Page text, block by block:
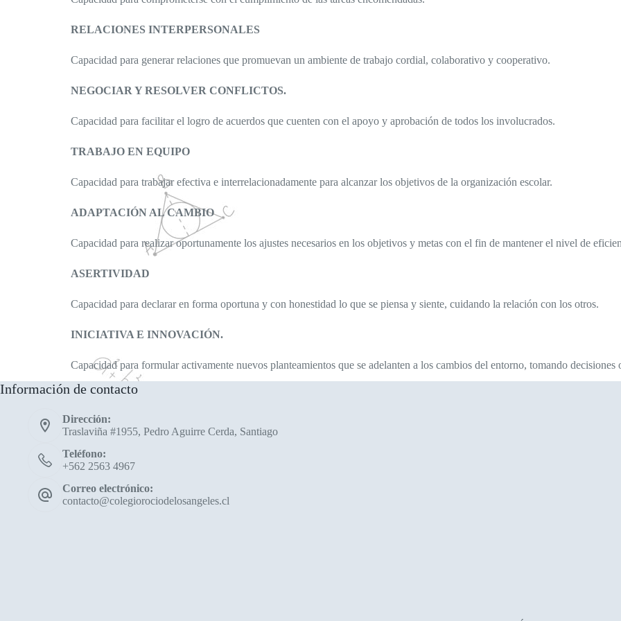
RELACIONES INTERPERSONALES
Capacidad para generar relaciones que promuevan un ambiente de trabajo cordial, colaborativo y cooperativo.
NEGOCIAR Y RESOLVER CONFLICTOS.
Capacidad para facilitar el logro de acuerdos que cuenten con el apoyo y aprobación de todos los involucrados.
TRABAJO EN EQUIPO
Capacidad para trabajar efectiva e interrelacionadamente para alcanzar los objetivos de la organización escolar.
ADAPTACIÓN AL CAMBIO
Capacidad para realizar oportunamente los ajustes necesarios en los objetivos y metas con el fin de mantener el nivel de
ASERTIVIDAD
Capacidad para declarar en forma oportuna y con honestidad lo que se piensa y siente, cuidando la relación con los otros.
INICIATIVA E INNOVACIÓN.
Capacidad para formular activamente nuevos planteamientos que se adelanten a los cambios del entorno, tomando
Información de contacto
Dirección:
Traslaviña #1955, Pedro Aguirre Cerda, Santiago
Teléfono:
+562 2563 4967
Correo electrónico:
contacto@colegiorociodelosangeles.cl